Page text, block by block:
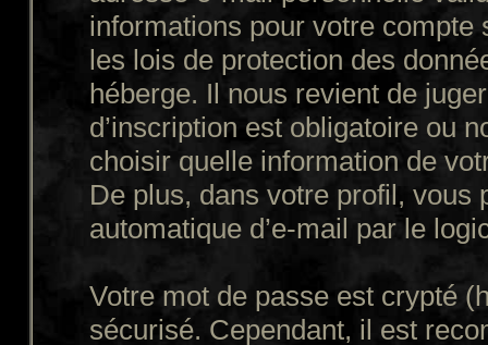
informations pour votre compte
les lois de protection des
héberge. Il nous revient de
d’inscription est obligatoire ou
choisir quelle information de
De plus, dans votre profil, vous
automatique d’e-mail par le
Votre mot de passe est crypté
sécurisé. Cependant, il est